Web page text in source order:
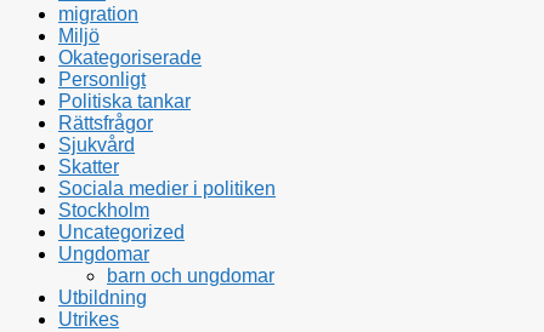
migration
Miljö
Okategoriserade
Personligt
Politiska tankar
Rättsfrågor
Sjukvård
Skatter
Sociala medier i politiken
Stockholm
Uncategorized
Ungdomar
barn och ungdomar
Utbildning
Utrikes